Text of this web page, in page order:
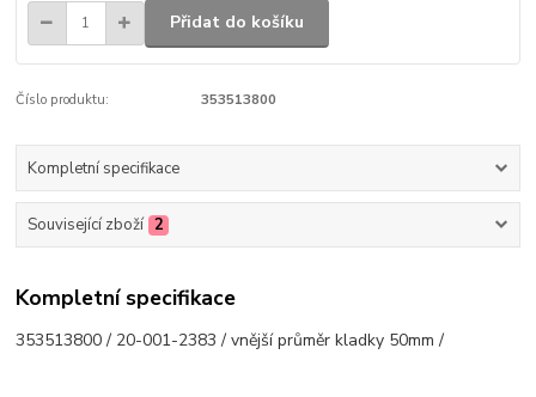
Přidat do košíku
Číslo produktu: 353513800
Kompletní specifikace
Související zboží 2
Kompletní specifikace
353513800 / 20-001-2383 / vnější průměr kladky 50mm /